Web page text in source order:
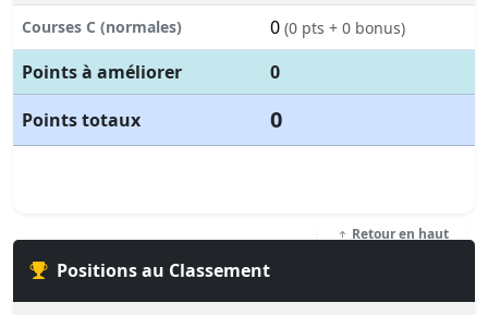
Courses C (normales) 0 (0 pts + 0 bonus)
Points à améliorer
0
Points totaux
0
Retour en haut
Positions au Classement